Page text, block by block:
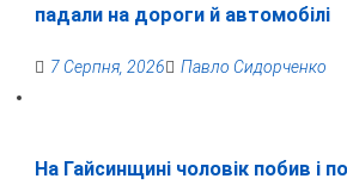
падали на дороги й автомобілі
7 Серпня, 2026 Павло Сидорченко
На Гайсинщині чоловік побив і